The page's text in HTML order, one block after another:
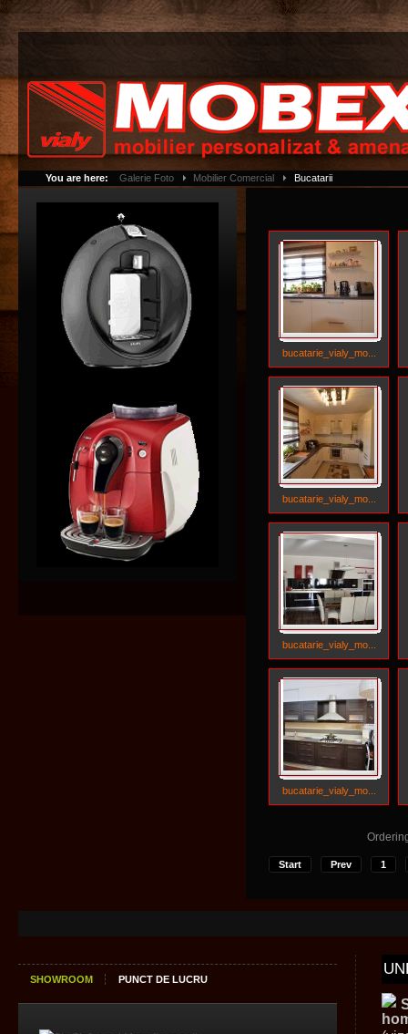
You are here: Galerie Foto Mobilier Comercial Bucatarii
bucatarie_vialy_mo...
bucatarie_vialy_mo...
bucatarie_vialy_mo...
bucatarie_vialy_mo...
Start Prev 1
SHOWROOM PUNCT DE LUCRU